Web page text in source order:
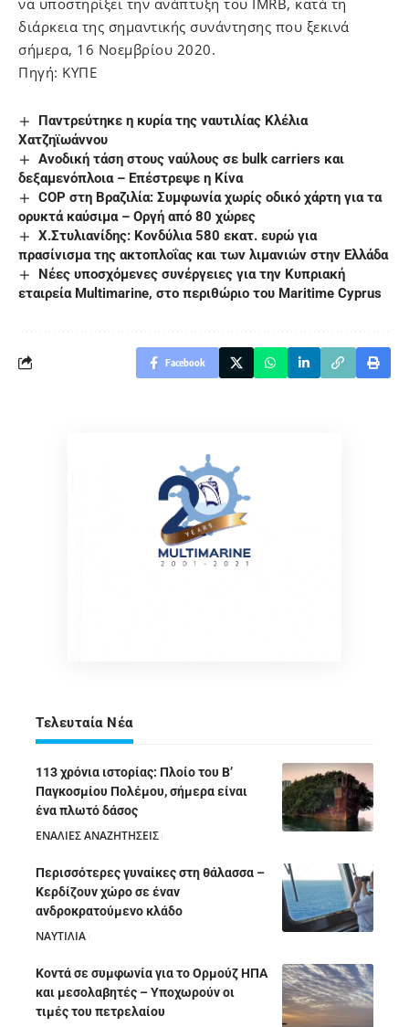
διάρκεια της σημαντικής συνάντησης που ξεκινά
σήμερα, 16 Νοεμβρίου 2020.
Πηγή: ΚΥΠΕ
Παντρεύτηκε η κυρία της ναυτιλίας Κλέλια
Χατζηϊωάννου
Ανοδική τάση στους ναύλους σε bulk carriers και
δεξαμενόπλοια – Επέστρεψε η Κίνα
COP στη Βραζιλία: Συμφωνία χωρίς οδικό χάρτη για τα
ορυκτά καύσιμα – Οργή από 80 χώρες
Χ.Στυλιανίδης: Κονδύλια 580 εκατ. ευρώ για
πρασίνισμα της ακτοπλοΐας και των λιμανιών στην Ελλάδα
Νέες υποσχόμενες συνέργειες για την Κυπριακή
εταιρεία Multimarine, στο περιθώριο του Maritime Cyprus
Facebook
Τελευταία Νέα
113 χρόνια ιστορίας: Πλοίο του Β’
Παγκοσμίου Πολέμου, σήμερα είναι
ένα πλωτό δάσος
ΕΝΑΛΙΕΣ ΑΝΑΖΗΤΗΣΕΙΣ
Περισσότερες γυναίκες στη θάλασσα –
Κερδίζουν χώρο σε έναν
ανδροκρατούμενο κλάδο
ΝΑΥΤΙΛΙΑ
Κοντά σε συμφωνία για το Ορμούζ ΗΠΑ
και μεσολαβητές – Υποχωρούν οι
τιμές του πετρελαίου